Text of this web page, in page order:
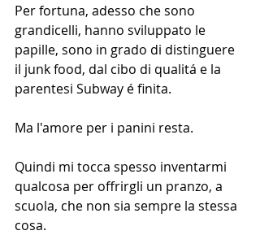
Per fortuna, adesso che sono
grandicelli, hanno sviluppato le
papille, sono in grado di distinguere
il junk food, dal cibo di qualitá e la
parentesi Subway é finita.
Ma l'amore per i panini resta.
Quindi mi tocca spesso inventarmi
qualcosa per offrirgli un pranzo, a
scuola, che non sia sempre la stessa
cosa.